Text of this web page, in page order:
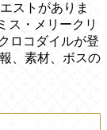
ストがありま
ス・メリークリ
ロコダイルが登
、素材、ボスの